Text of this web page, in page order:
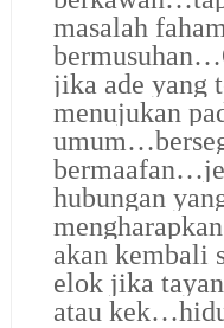
masalah
jika ade yang
menujukan
hubungan
akan kembali
elok jika
atau